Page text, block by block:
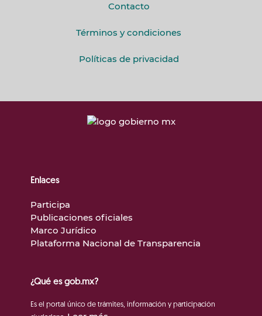
Contacto
Términos y condiciones
Políticas de privacidad
Enlaces
Participa
Publicaciones oficiales
Marco Jurídico
Plataforma Nacional de Transparencia
¿Qué es gob.mx?
Es el portal único de trámites, información y participación